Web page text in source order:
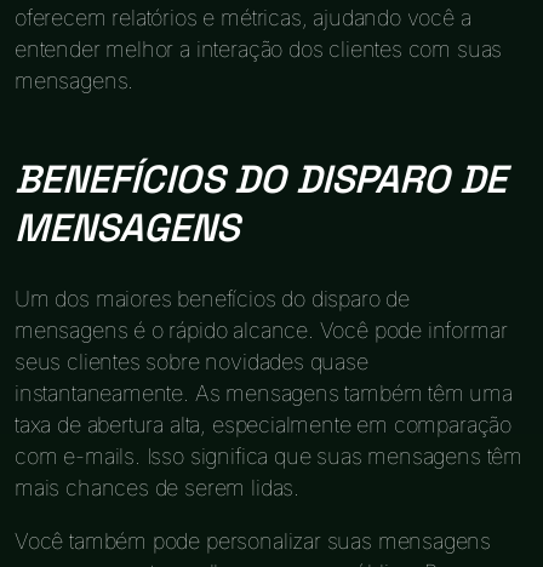
oferecem relatórios e métricas, ajudando você a
entender melhor a interação dos clientes com suas
mensagens.
BENEFÍCIOS DO DISPARO DE
MENSAGENS
Um dos maiores benefícios do disparo de
mensagens é o rápido alcance. Você pode informar
seus clientes sobre novidades quase
instantaneamente. As mensagens também têm uma
taxa de abertura alta, especialmente em comparação
com e-mails. Isso significa que suas mensagens têm
mais chances de serem lidas.
Você também pode personalizar suas mensagens